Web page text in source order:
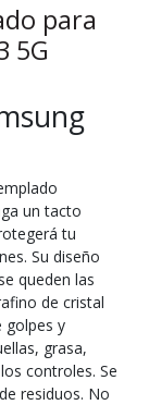
para
5G
un tacto
tu
Su diseño
queden las
de cristal
golpes y
grasa,
controles. Se
residuos. No